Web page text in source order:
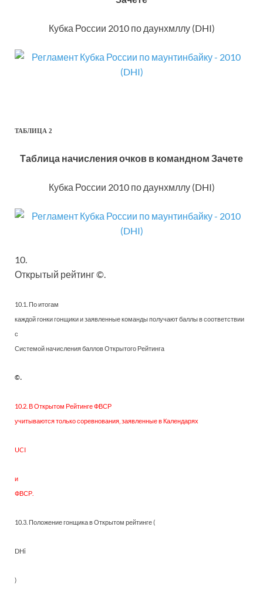
Кубка России 2010 по даунхмллу (DHI)
ТАБЛИЦА 2
Таблица начисления очков в командном Зачете
Кубка России 2010 по даунхмллу (DHI)
10.
Открытый рейтинг ©.
10.1. По итогам
каждой гонки гонщики и заявленные команды получают баллы в соответствии
с
Системой начисления баллов Открытого Рейтинга
©.
10.2. В Открытом Рейтинге ФВСР
учитываются только соревнования, заявленные в Календарях
UCI
и
ФВСР.
10.3. Положение гонщика в Открытом рейтинге (
DHi
)